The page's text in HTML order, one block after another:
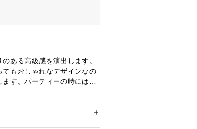
ある高級感を演出します。
てもおしゃれなデザインなの
す。パーティーの時には小
うに穴が開いているので、